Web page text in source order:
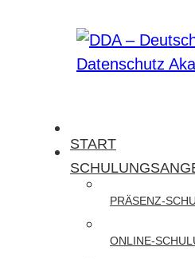
DDA
Deutsche
Akademie
START
PRÄSENZ-
ONLINE-